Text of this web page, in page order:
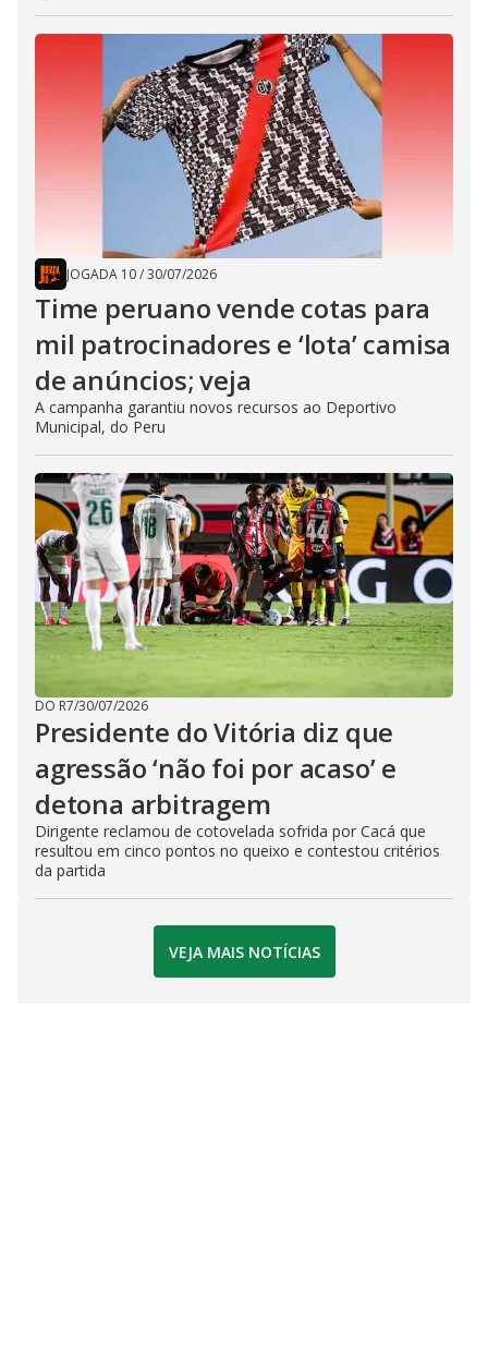
JOGADA 10/30/07/2026
Time peruano vende cotas para
mil patrocinadores e ‘lota’ camisa
de anúncios; veja
A campanha garantiu novos recursos ao Deportivo
Municipal, do Peru
DO R7/30/07/2026
Presidente do Vitória diz que
agressão ‘não foi por acaso’ e
detona arbitragem
Dirigente reclamou de cotovelada sofrida por Cacá que
resultou em cinco pontos no queixo e contestou critérios
da partida
VEJA MAIS NOTÍCIAS